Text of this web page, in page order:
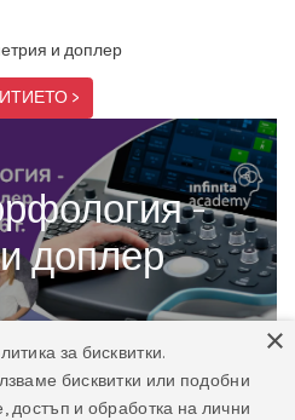
и доплер
>
-
доплер
×
за бисквитки.
бисквитки или подобни
достъп и обработка на лични